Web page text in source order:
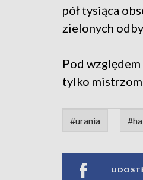
pół tysiąca
zielonych
Pod
tylko
#urania